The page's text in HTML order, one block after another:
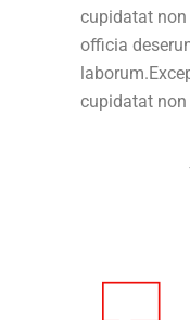
cupidatat
officia
cupidatat non